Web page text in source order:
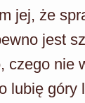
jej, że
jest
czego nie
lubię góry